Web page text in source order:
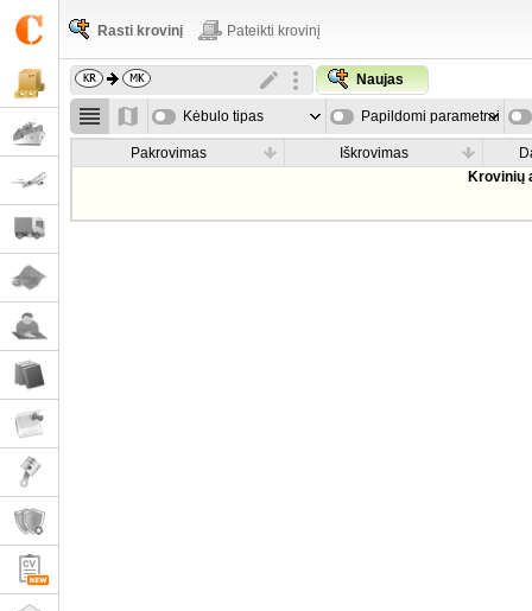
Rasti krovinį Pateikti krovinį
Naujas
Kėbulo tipas Papildomi parametrai
Pakrovimas Iškrovimas
Krovinių